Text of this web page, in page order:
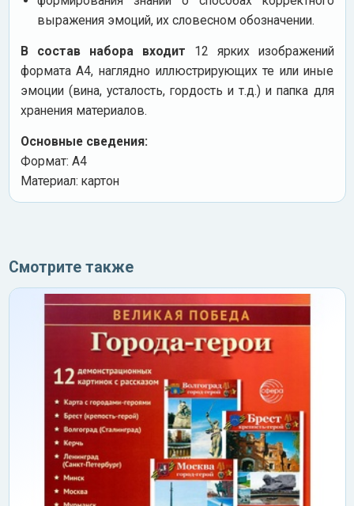
выражения эмоций, их словесном обозначении.
В состав набора входит 12 ярких изображений
формата А4, наглядно иллюстрирующих те или иные
эмоции (вина, усталость, гордость и т.д.) и папка для
хранения материалов.
Основные сведения:
Формат: А4
Материал: картон
Смотрите также